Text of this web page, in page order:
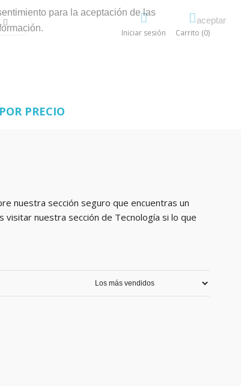
para la aceptación de las
aceptar
Iniciar sesión
Carrito (0)
PRECIO
nuestra sección seguro que encuentras un
nuestra sección de Tecnología si lo que